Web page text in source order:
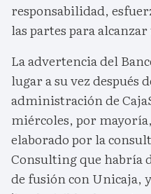
responsabilidad,
las partes para
La advertencia del
lugar a su vez después
administración de
miércoles, por
elaborado por la
Consulting que habría
de fusión con Unicaja,